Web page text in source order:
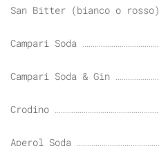
San Bitter (bianco o rosso)
Campari Soda
Campari Soda & Gin
Crodino
Aperol Soda